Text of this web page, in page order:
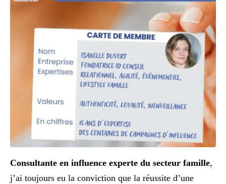
Consultante en influence experte du secteur famille,
j’ai toujours eu la conviction que la réussite d’une